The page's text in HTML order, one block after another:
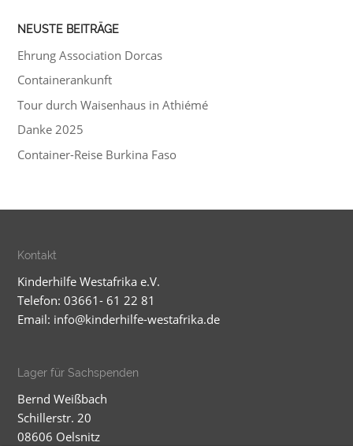
NEUSTE BEITRÄGE
Ehrung Association Dorcas
Containerankunft
Tour durch Waisenhaus in Athiémé
Danke 2025
Container-Reise Burkina Faso
Kontakt
Kinderhilfe Westafrika e.V.
Telefon: 03661- 61 22 81
Email: info@kinderhilfe-westafrika.de
Lager für Sachspenden
Bernd Weißbach
Schillerstr. 20
08606 Oelsnitz